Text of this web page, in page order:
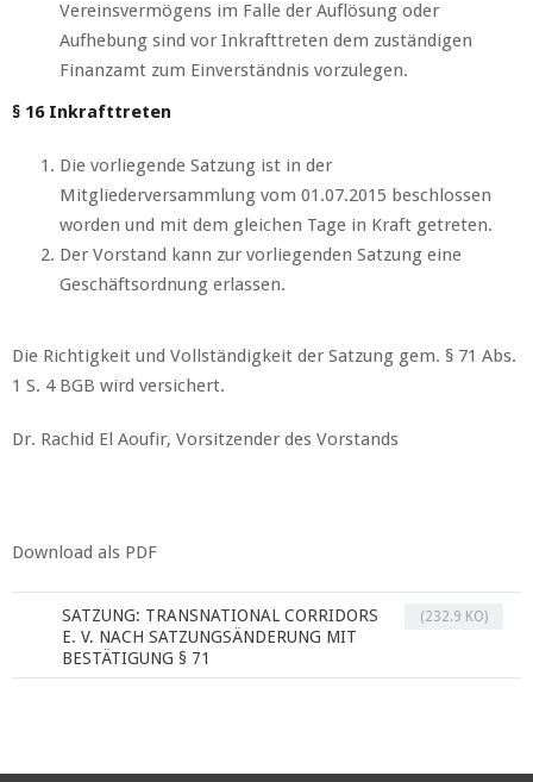
Vereinsvermögens im Falle der Auflösung oder
Aufhebung sind vor Inkrafttreten dem zuständigen
Finanzamt zum Einverständnis vorzulegen.
§ 16 Inkrafttreten
Die vorliegende Satzung ist in der
Mitgliederversammlung vom 01.07.2015 beschlossen
worden und mit dem gleichen Tage in Kraft getreten.
Der Vorstand kann zur vorliegenden Satzung eine
Geschäftsordnung erlassen.
Die Richtigkeit und Vollständigkeit der Satzung gem. § 71 Abs.
1 S. 4 BGB wird versichert.
Dr. Rachid El Aoufir, Vorsitzender des Vorstands
Download als PDF
SATZUNG: TRANSNATIONAL CORRIDORS
E. V. NACH SATZUNGSÄNDERUNG MIT
BESTÄTIGUNG § 71
(232.9 KO)